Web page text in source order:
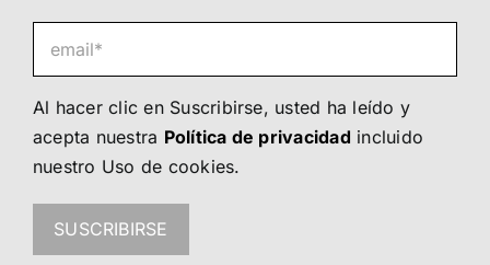
Al hacer clic en Suscribirse, usted ha leído y
acepta nuestra Política de privacidad incluido
nuestro Uso de cookies.
SUSCRIBIRSE